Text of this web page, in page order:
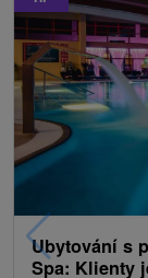
Ubytování s
Spa: Klienty